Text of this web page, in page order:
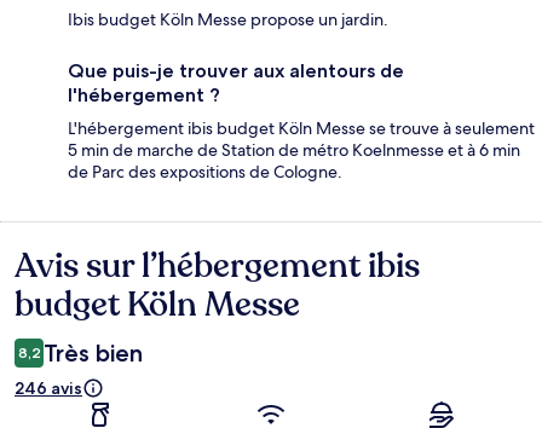
Ibis budget Köln Messe propose un jardin.
Que puis-je trouver aux alentours de
l'hébergement ?
L'hébergement ibis budget Köln Messe se trouve à seulement
5 min de marche de Station de métro Koelnmesse et à 6 min
de Parc des expositions de Cologne.
Avis
Avis sur l’hébergement ibis
budget Köln Messe
8,2 Très bien
246 avis